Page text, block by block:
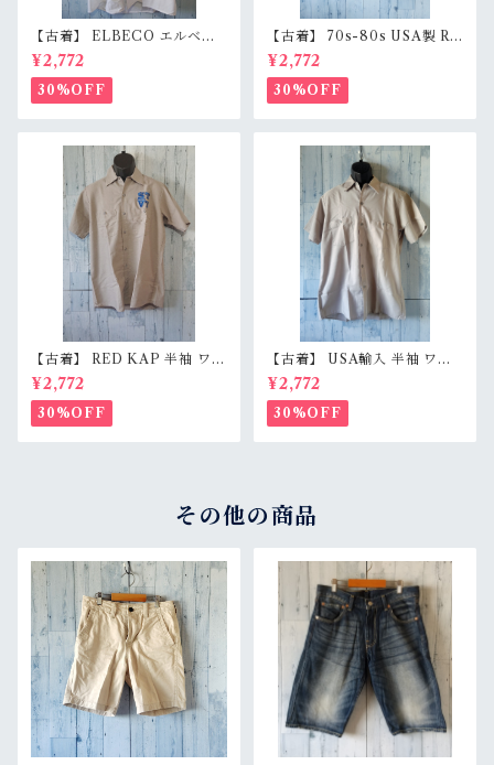
【古着】 ELBECO エルベコ
半袖 ワークシャツ L（身幅63.
5cm） ホワイト 白 ビッグシ
ルエット オーバーサイズ Ran
kB
¥2,772
30%OFF
【古着】 70s-80s USA製 RE
D KAP 半袖 ワークシャツ L
（身幅62cm） チャコール レ
ッドキャップ ヴィンテージ Ra
nkC
¥2,772
30%OFF
【古着】 RED KAP 半袖 ワー
クシャツ M〜L相当（身幅55c
m） 刺しゅう入り 企業ロゴ レ
ッドキャップ アジ感有 RankC
¥2,772
30%OFF
【古着】 USA輸入 半袖 ワー
クシャツ L（身幅59.5cm）
ベージュグレー スナップボタ
ン 薄手 アメカジ RankB
¥2,772
30%OFF
その他の商品